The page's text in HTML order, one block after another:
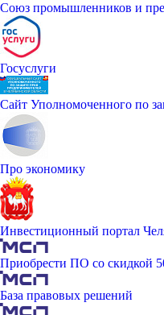
Союз промышленников и
Госуслуги
Сайт Уполномоченного по
Про экономику
Инвестиционный портал
Приобрести ПО со скидкой
База правовых решений